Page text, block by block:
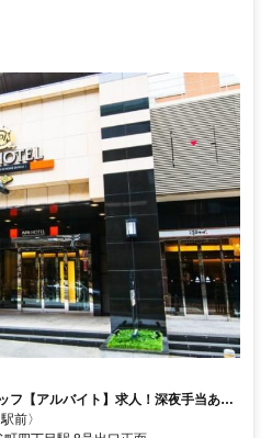
フ【アルバイト】求人！深夜手当あり
前〉